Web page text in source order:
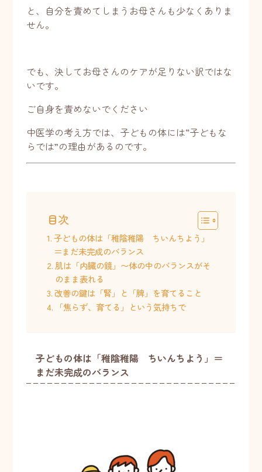
と、自分を責めてしまうお母さんも少なくありま
せん。
でも、決してお母さんのケアが足りない訳ではな
いです。
ご自身を責めないでください
中医学の考え方では、子どもの体には“子どもな
らでは”の理由があるのです。
目次
子どもの体は「稚陰稚陽 ちいんちよう」
＝まだ未完成のバランス
肌は「内臓の鏡」〜体の中のバランスがそ
のまま表れる
改善の鍵は「腎」と「脾」を育てること
「焦らず、育てる」という気持ちで
子どもの体は「稚陰稚陽 ちいんちよう」＝
まだ未完成のバランス